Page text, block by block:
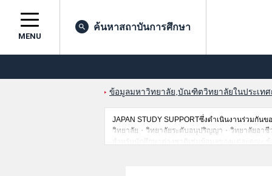
MENU
ค้นหาสถาบันการศึกษา
ข้อมูลมหาวิทยาลัย,บัณฑิตวิทยาลัยในประเท
JAPAN STUDY SUPPORTซึ่งดำเนินงานร่วมกั
วิทยาลัย・วิทยาลัยระดับอนุปริญญา・วิทยาลัยอาชี
สำหรับนักศึกษาต่างชาติเช่นข้อมูลของแต่ละคณะ,